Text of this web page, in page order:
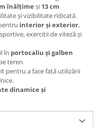
înălțime și 13 cm
și vizibilitate ridicată.
interior și exterior,
exerciții de viteză și
în portocaliu și galben
teren.
pentru a face față utilizării
dinamice și